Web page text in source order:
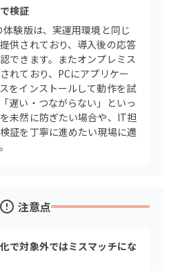
検証
験版は、実運用環境と同じ
供されており、導入後の応答
できます。またオンプレミス
れており、PCにアプリケー
をインストールして動作を試
遅い・つながらない」といっ
未然に防ぎたい場合や、IT担
証を丁寧に進めたい現場に適
注意点
で対象外ではミスマッチにな